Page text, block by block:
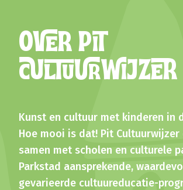
OVER PIT
CULTUURWIJZER
Kunst en cultuur met kinderen in
Hoe mooi is dat! Pit
samen met scholen en culturele
Parkstad aansprekende,
gevarieerde cultuureducatie-­